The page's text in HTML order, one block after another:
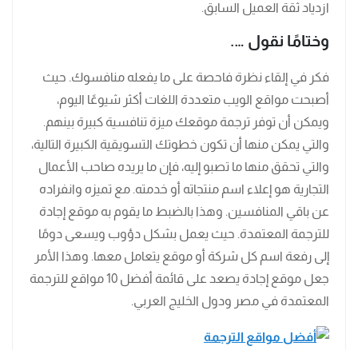
ازدياد ثقة العميل السابق.
وختامًا نقول ….
فكر في إلقاء نظرة فاحصة على ما يفعله منافسوك. حيث
أصبحت مواقع الويب متعددة اللغات أكثر شيوعًا اليوم،
ويمكن أن توفر ترجمة موقعك ميزة تنافسية كبيرة بينهم.
والتي يمكن منها أن تكون خطوتك التسويقية الكبيرة التالية،
والتي تحقق منها ما تصبو إليه، فإن ما يريده صاحب الأعمال
التجارية هو إعلاء اسم منتجاته أو خدمته. مع تميزه وانفراده
عن باقي المنافسين. وهذا بالضبط ما يقوم به موقع إجادة
للترجمة المعتمدة. حيث يعمل بشكل دؤوب ويسعى دومًا
إلى رفعة اسم كل شركة أو موقع يتعامل معها. وهذا الأمر
جعل موقع إجادة يصعد على قائمة أفضل 10 مواقع للترجمة
المعتمدة في مصر ودول الخليج العربي.